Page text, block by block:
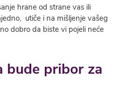
hrane od strane vas ili
utiče i na mišljenje vašeg
dobro da biste vi pojeli neće
bude pribor za